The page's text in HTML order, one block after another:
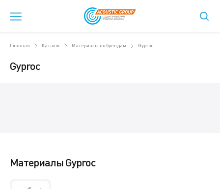
Главная Каталог Материалы по брендам Gyproc
Gyproc
Материалы Gyproc